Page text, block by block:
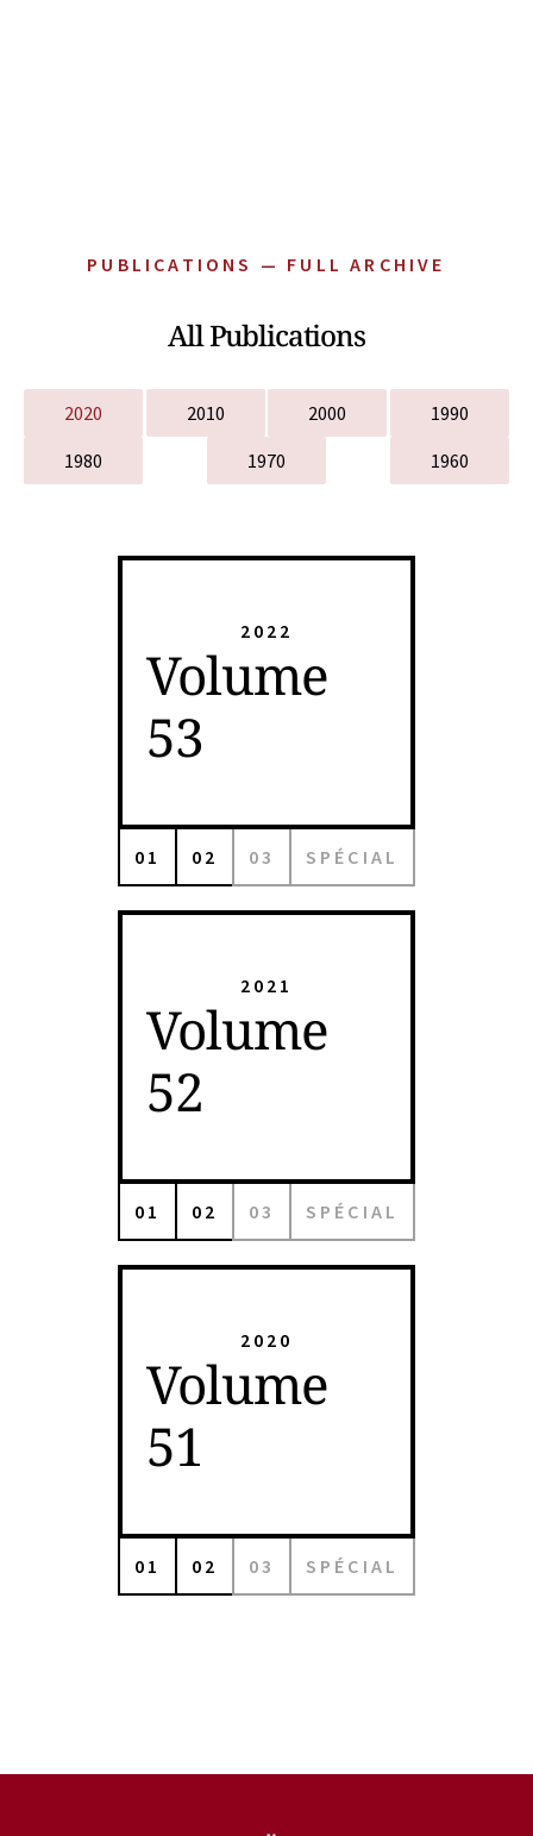
PUBLICATIONS — FULL ARCHIVE
All Publications
2020 2010 2000
1990
1980
1970 1960
2022
Volume
53
01 02 03 SPÉCIAL
2021
Volume
52
01 02 03 SPÉCIAL
2020
Volume
51
01 02 03 SPÉCIAL